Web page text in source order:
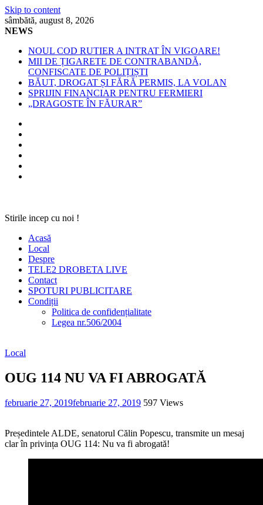
Skip to content
sâmbătă, august 8, 2026
NEWS
NOUL COD RUTIER A INTRAT ÎN VIGOARE!
MII DE ȚIGARETE DE CONTRABANDĂ,
CONFISCATE DE POLIȚIȘTI
BĂUT, DROGAT ȘI FĂRĂ PERMIS, LA VOLAN
SPRIJIN FINANCIAR PENTRU FERMIERI
„DRAGOSTE ÎN FĂURAR”
Stirile incep cu noi !
Acasă
Local
Despre
TELE2 DROBETA LIVE
Contact
SPOTURI PUBLICITARE
Condiții
Politica de confidențialitate
Legea nr.506/2004
Local
OUG 114 NU VA FI ABROGATĂ
februarie 27, 2019februarie 27, 2019 597 Views
Președintele ALDE, senatorul Călin Popescu, transmite un mesaj
clar în privința OUG 114: Nu va fi abrogată!